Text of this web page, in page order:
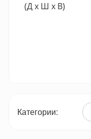
(Д x Ш x В)
Категории: